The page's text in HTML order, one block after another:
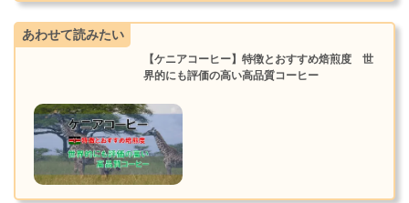
あわせて読みたい
【ケニアコーヒー】特徴とおすすめ焙煎度 世
界的にも評価の高い高品質コーヒー